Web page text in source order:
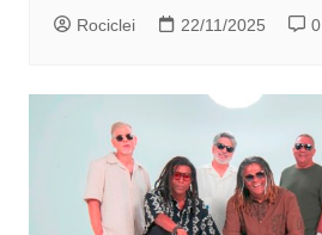
Rociclei 22/11/2025 0